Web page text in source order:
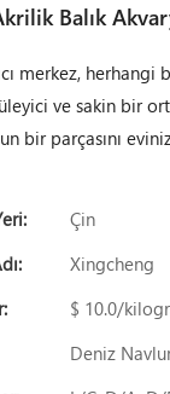
Balık
merkez,
ve sakin bir
bir parçasını
Çin
Xingcheng
$ 10.0/
Deniz